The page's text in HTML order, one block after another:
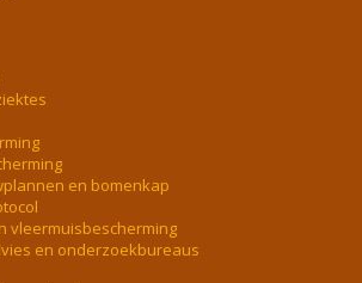
en bomenkap
vleermuisbescherming
en onderzoekbureaus